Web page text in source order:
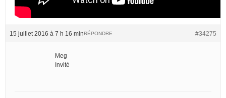
15 juillet 2016 à 7 h 16 min #34275
RÉPONDRE
Meg
Invité